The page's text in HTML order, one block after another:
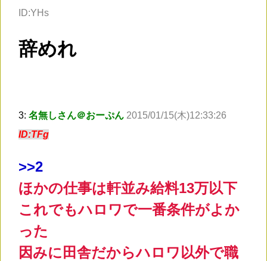
ID:YHs
辞めれ
3: 名無しさん＠おーぷん 2015/01/15(木)12:33:26
ID:TFg
>>2
ほかの仕事は軒並み給料13万以下
これでもハロワで一番条件がよか
った
因みに田舎だからハロワ以外で職